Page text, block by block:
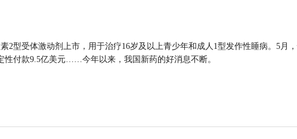
2型受体激动剂上市，用于治疗16岁及以上青少年和成人1型发作性睡病。5月
性付款9.5亿美元……今年以来，我国新药的好消息不断。